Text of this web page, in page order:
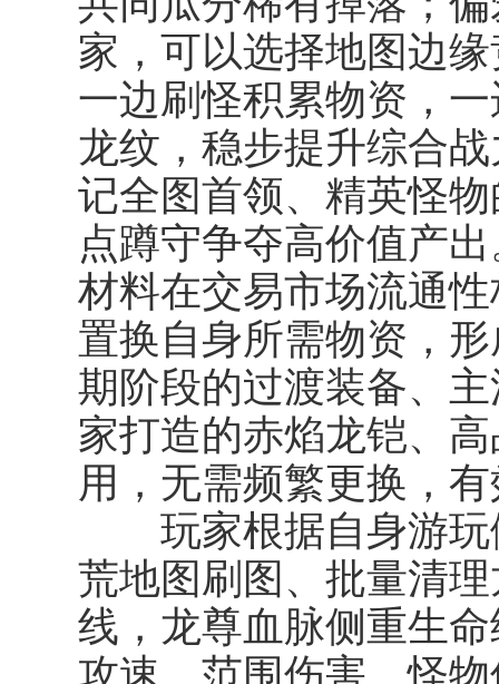
家，可以选择地图边
一边刷怪积累物资，
龙纹，稳步提升综合
记全图首领、精英怪
点蹲守争夺高价值产
材料在交易市场流通
置换自身所需物资，
期阶段的过渡装备、
家打造的赤焰龙铠、
用，无需频繁更换，
玩家根据自身游玩
荒地图刷图、批量清
线，龙尊血脉侧重生
攻速、范围伤害、怪